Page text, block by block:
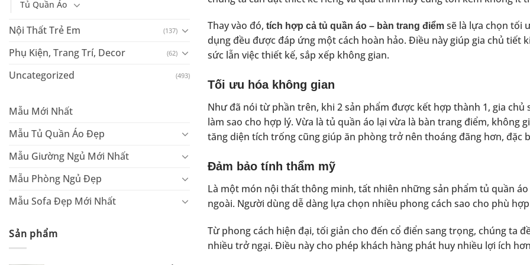
Tủ Quần Áo
Nội Thất Trẻ Em (137)
Phụ Kiện, Trang Trí, Decor (62)
Uncategorized (493)
Mẫu Mới Nhất
Mẫu Tủ Quần Áo Đẹp
Mẫu Giường Ngủ Mới Nhất
Mẫu Phòng Ngủ Đẹp
Mẫu Sofa Đẹp Mới Nhất
Sản phẩm
Thay vào đó, tích hợp cả tủ quần áo – bàn trang điểm sẽ là lựa chọn tối
dụng đều được đáp ứng một cách hoàn hảo. Điều này giúp gia chủ
sức lẫn việc thiết kế, sắp xếp không gian.
Tối ưu hóa không gian
Như đã nói từ phần trên, khi 2 sản phẩm được kết hợp thành 1, gia
làm sao cho hợp lý. Vừa là tủ quần áo lại vừa là bàn trang điểm, không
tăng diện tích trống cũng giúp ăn phòng trở nên thoáng đãng hơn, đặc
Đảm bảo tính thẩm mỹ
Là một món nội thất thông minh, tất nhiên những sản phẩm tủ quần
ngoài. Người dùng dễ dàng lựa chọn nhiều phong cách sao cho phù
Từ phong cách hiện đại, tối giản cho đến cổ điển sang trọng, chúng ta
nhiều trở ngại. Điều này cho phép khách hàng phát huy nhiều lợi ích